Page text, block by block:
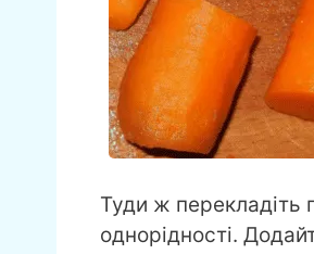
Туди ж перекладіть
однорідності.